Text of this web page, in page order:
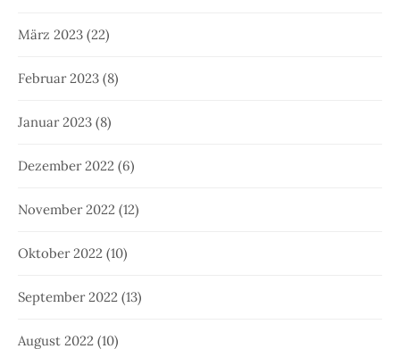
März 2023 (22)
Februar 2023 (8)
Januar 2023 (8)
Dezember 2022 (6)
November 2022 (12)
Oktober 2022 (10)
September 2022 (13)
August 2022 (10)